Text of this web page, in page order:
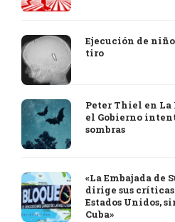
Ejecución de
tiro
Peter Thiel en La
el Gobierno
sombras
«La Embajada de
dirige sus
Estados Unidos,
Cuba»